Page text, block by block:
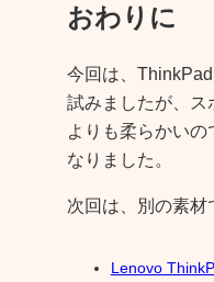
おわりに
今回は、
試みましたが、ス
よりも柔らかいの
なりました。
次回は、別の素材
Lenovo